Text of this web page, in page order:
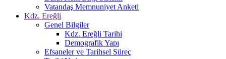
Vatandaş Memnuniyet Anketi
Kdz. Ereğli
Genel Bilgiler
Kdz. Ereğli Tarihi
Demografik Yapı
Efsaneler ve Tarihsel Süreç